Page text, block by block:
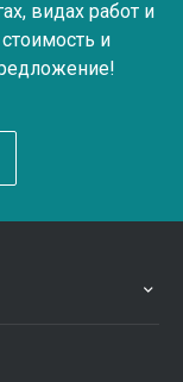
видах работ и
и